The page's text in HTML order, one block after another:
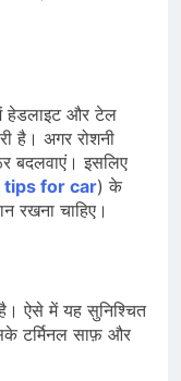
में हेडलाइट और टेल
है। अगर रोशनी
बदलवाएं। इसलिए
tips for car) के
रखना चाहिए।
ऐसे में यह सुनिश्चित
टर्मिनल साफ़ और